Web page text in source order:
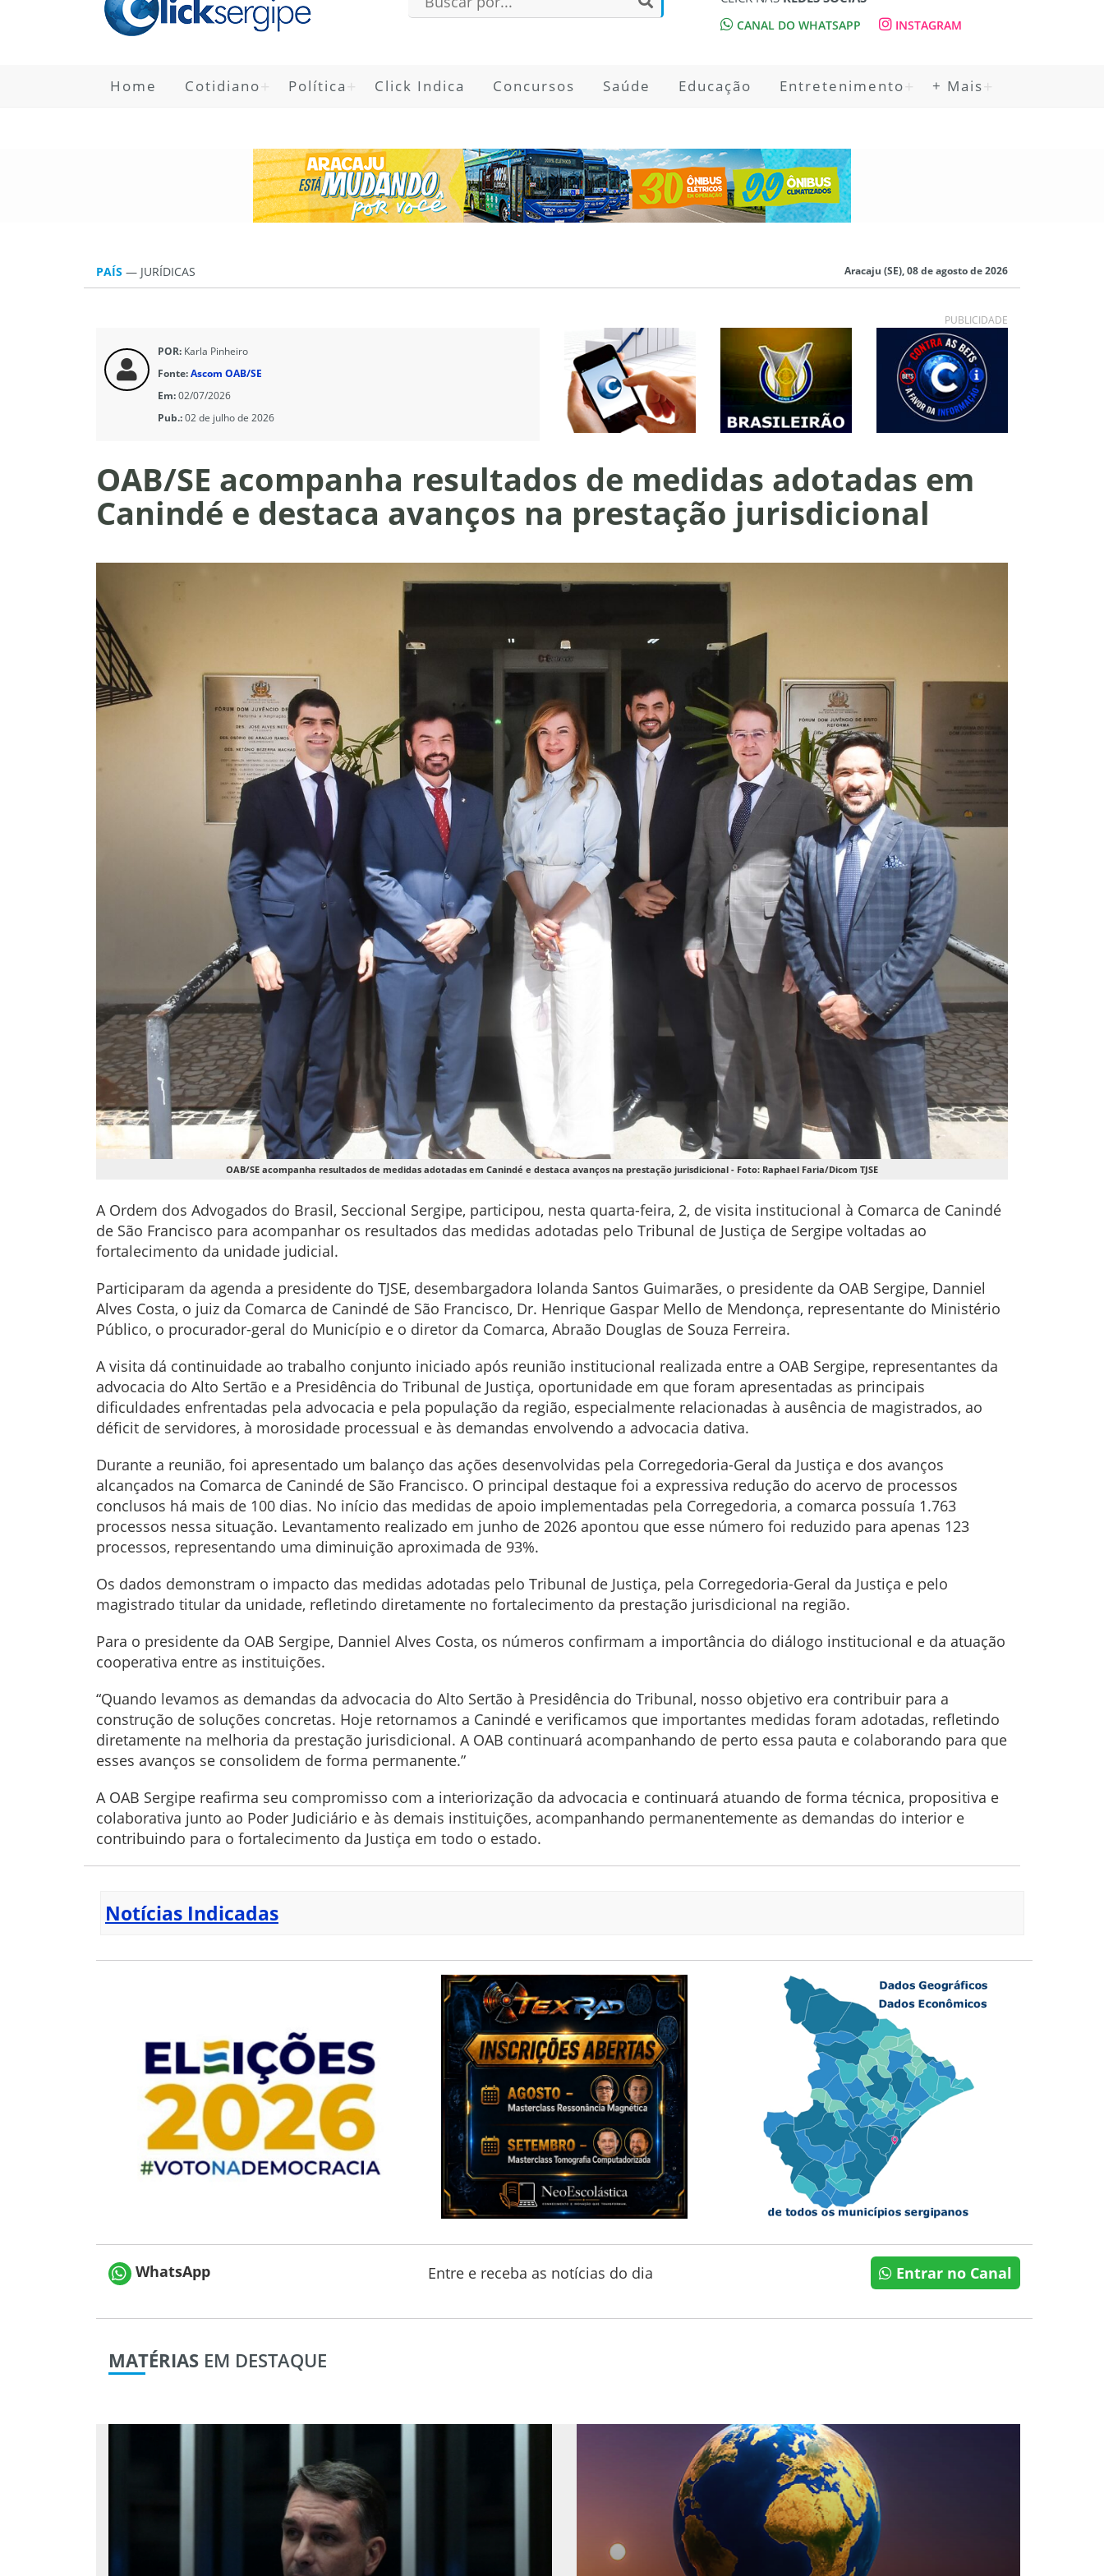
CANAL DO WHATSAPP INSTAGRAM
Home Cotidiano Política Click Indica Concursos Saúde Educação Entretenimento + Mais
PAÍS — JURÍ­DICAS Aracaju (SE), 08 de agosto de 2026
PUBLICIDADE
POR: Karla Pinheiro
Fonte:Ascom OAB/SE
Em:02/07/2026
Pub.:02 de julho de 2026
OAB/SE acompanha resultados de medidas adotadas em
Canindé e destaca avanços na prestação jurisdicional
OAB/SE acompanha resultados de medidas adotadas em Canindé e destaca avanços na prestação jurisdicional - Foto: Raphael Faria/Dicom TJSE
A Ordem dos Advogados do Brasil, Seccional Sergipe, participou, nesta quarta-feira, 2, de visita institucional à Comarca de Canindé
de São Francisco para acompanhar os resultados das medidas adotadas pelo Tribunal de Justiça de Sergipe voltadas ao
fortalecimento da unidade judicial.
Participaram da agenda a presidente do TJSE, desembargadora Iolanda Santos Guimarães, o presidente da OAB Sergipe, Danniel
Alves Costa, o juiz da Comarca de Canindé de São Francisco, Dr. Henrique Gaspar Mello de Mendonça, representante do Ministério
Público, o procurador-geral do Município e o diretor da Comarca, Abraão Douglas de Souza Ferreira.
A visita dá continuidade ao trabalho conjunto iniciado após reunião institucional realizada entre a OAB Sergipe, representantes da
advocacia do Alto Sertão e a Presidência do Tribunal de Justiça, oportunidade em que foram apresentadas as principais
dificuldades enfrentadas pela advocacia e pela população da região, especialmente relacionadas à ausência de magistrados, ao
déficit de servidores, à morosidade processual e às demandas envolvendo a advocacia dativa.
Durante a reunião, foi apresentado um balanço das ações desenvolvidas pela Corregedoria-Geral da Justiça e dos avanços
alcançados na Comarca de Canindé de São Francisco. O principal destaque foi a expressiva redução do acervo de processos
conclusos há mais de 100 dias. No início das medidas de apoio implementadas pela Corregedoria, a comarca possuía 1.763
processos nessa situação. Levantamento realizado em junho de 2026 apontou que esse número foi reduzido para apenas 123
processos, representando uma diminuição aproximada de 93%.
Os dados demonstram o impacto das medidas adotadas pelo Tribunal de Justiça, pela Corregedoria-Geral da Justiça e pelo
magistrado titular da unidade, refletindo diretamente no fortalecimento da prestação jurisdicional na região.
Para o presidente da OAB Sergipe, Danniel Alves Costa, os números confirmam a importância do diálogo institucional e da atuação
cooperativa entre as instituições.
“Quando levamos as demandas da advocacia do Alto Sertão à Presidência do Tribunal, nosso objetivo era contribuir para a
construção de soluções concretas. Hoje retornamos a Canindé e verificamos que importantes medidas foram adotadas, refletindo
diretamente na melhoria da prestação jurisdicional. A OAB continuará acompanhando de perto essa pauta e colaborando para que
esses avanços se consolidem de forma permanente.”
A OAB Sergipe reafirma seu compromisso com a interiorização da advocacia e continuará atuando de forma técnica, propositiva e
colaborativa junto ao Poder Judiciário e às demais instituições, acompanhando permanentemente as demandas do interior e
contribuindo para o fortalecimento da Justiça em todo o estado.
Notícias Indicadas
WhatsApp Entre e receba as notícias do dia Entrar no Canal
MATÉRIAS EM DESTAQUE